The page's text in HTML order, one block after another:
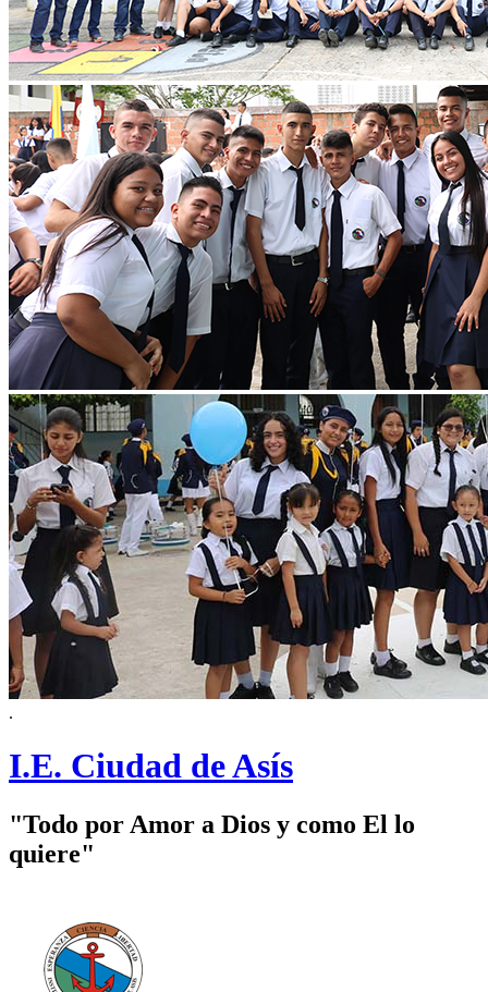
.
I.E. Ciudad de Asís
"Todo por Amor a Dios y como El lo
quiere"